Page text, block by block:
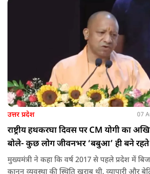
उत्तर प्रदेश 07
राष्ट्रीय हथकरघा दिवस पर CM योगी का
बोले- कुछ लोग जीवनभर ‘बबुआ’ ही बने
मुख्यमंत्री ने कहा कि वर्ष 2017 से पहले प्रदेश में
कानून व्यवस्था की स्थिति खराब थी. व्यापारी और